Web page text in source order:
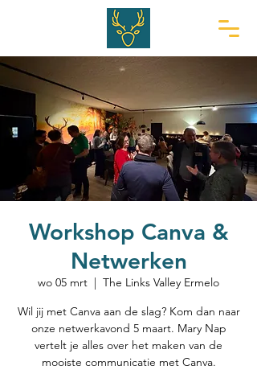
Workshop Canva &
Netwerken
wo 05 mrt
  |
The Links Valley Ermelo
Wil jij met Canva aan de slag? Kom dan naar
onze netwerkavond 5 maart. Mary Nap
vertelt je alles over het maken van de
mooiste communicatie met Canva.